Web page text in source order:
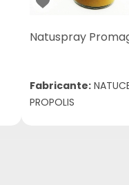
Natuspray
Fabricante:
PROPOLIS